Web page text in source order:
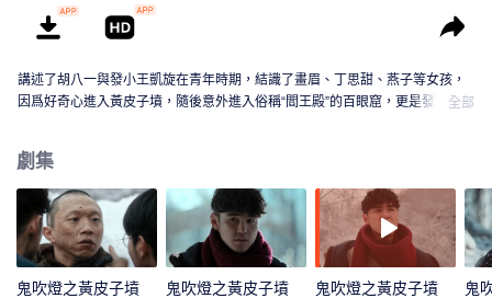
講述了胡八一與發小王凱旋在青年時期，結識了畫眉、丁思甜、燕子等女孩，
因爲好奇心進入黃皮子墳，隨後意外進入俗稱“閻王殿”的百眼窟，更是發現了日
全部
劇集
鬼吹燈之黃皮子墳
鬼吹燈之黃皮子墳
鬼吹燈之黃皮子墳
鬼